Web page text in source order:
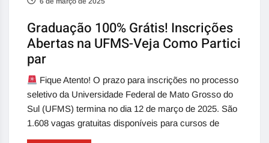
Graduação 100% Grátis! Inscrições
Abertas na UFMS-Veja Como Partici
par
Fique Atento! O prazo para inscrições no processo
seletivo da Universidade Federal de Mato Grosso do
Sul (UFMS) termina no dia 12 de março de 2025. São
1.608 vagas gratuitas disponíveis para cursos de